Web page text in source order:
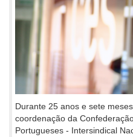
Durante 25 anos e sete
coordenação da
Portugueses - Intersindical